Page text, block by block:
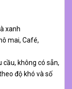
xanh
mai, Café,
không có sẵn,
độ khó và số